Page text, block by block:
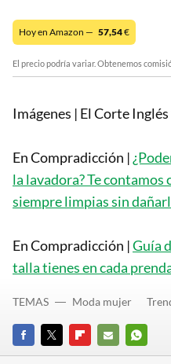
Hoy en Amazon — 57,54€
El precio podría variar. Obtenemos
Imágenes | El Corte
En Compradicción |
la lavadora? Te
siempre limpias sin
En Compradicción |Guía
talla tienes en cada
FACEBOOK
TWITTERFLIPBOARD
E-
TEMAS Moda mujer